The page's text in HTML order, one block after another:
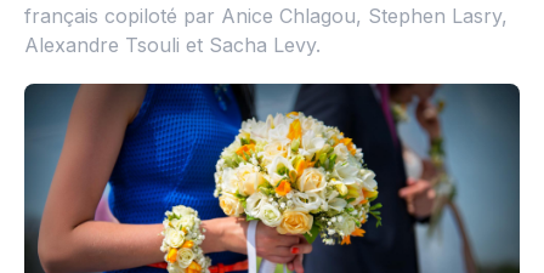
français copiloté par Anice Chlagou, Stephen Lasry,
Alexandre Tsouli et Sacha Levy.